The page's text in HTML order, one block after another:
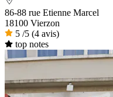
86-88 rue Etienne Marcel
18100 Vierzon
5 /5 (4 avis)
top notes